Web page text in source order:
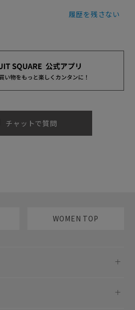
履歴を残さない
チャットで質問
WOMEN TOP